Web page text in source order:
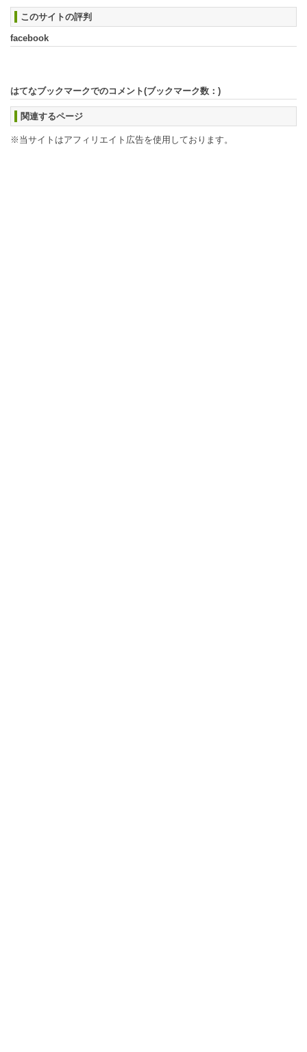
このサイトの評判
facebook
はてなブックマークでのコメント(ブックマーク数： )
関連するページ
※当サイトはアフィリエイト広告を使用しております。